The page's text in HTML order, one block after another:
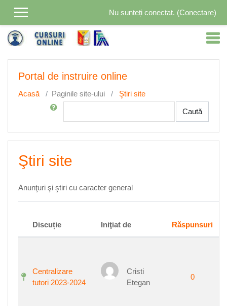
Nu sunteți conectat. (Conectare)
Portal de instruire online
Acasă Paginile site-ului
Ştiri site
Caută în Forum
Caută
Ştiri site
Anunţuri şi ştiri cu caracter general
Discuție Iniţiat de Răspunsuri
Centralizare
tutori 2023-2024
Cristi
Etegan
0